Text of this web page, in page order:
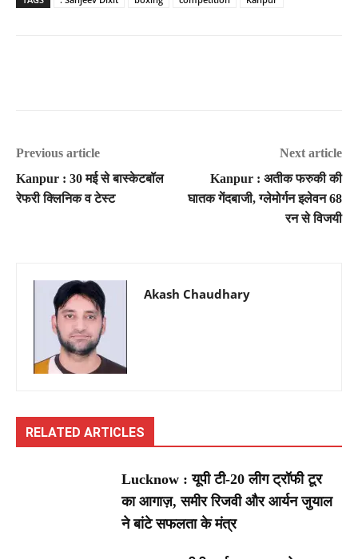
Previous article
Kanpur : 30 मई से बास्केटबॉल
रेफरी क्लिनिक व टेस्ट
Next article
Kanpur : अतीक फरुकी की
घातक गेंदबाजी, ग्लेमोर्गन इलेवन 68
रन से विजयी
Akash Chaudhary
RELATED ARTICLES
Lucknow : यूपी टी-20 लीग ट्रॉफी टूर
का आगाज़, समीर रिजवी और आर्यन जुयाल
ने बांटे सफलता के मंत्र